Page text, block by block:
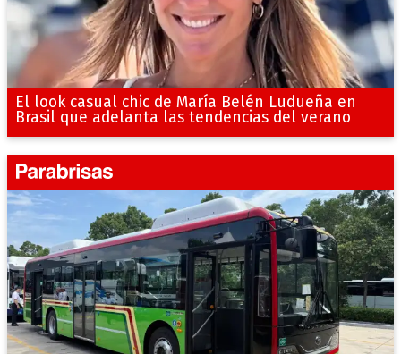
El look casual chic de María Belén Ludueña en
Brasil que adelanta las tendencias del verano